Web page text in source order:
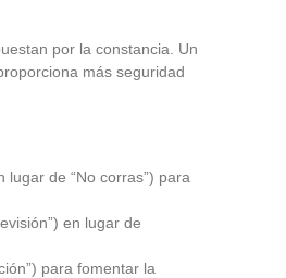
por la constancia. Un
más seguridad
lugar de “No corras”) para
en lugar de
para fomentar la